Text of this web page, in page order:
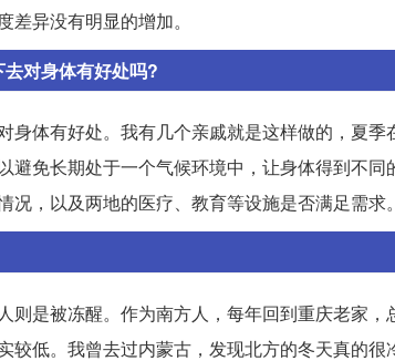
异没有明显的增加。
对身体有好处吗?
身体有好处。我有几个亲戚就是这样做的，夏
避免长期处于一个气候环境中，让身体得到不
，以及两地的医疗、教育等设施是否满足需求。
则是被冻醒。作为南方人，每年回到重庆老家
较低。我曾去过内蒙古，发现北方的冬天真的